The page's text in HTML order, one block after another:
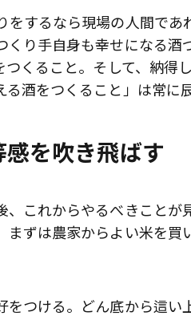
するなら現場の人間であ
り手自身も幸せになる酒
つくること。そして、納得
酒をつくること」は常に
を吹き飛ばす
、これからやるべきことが
まずは農家からよい米を買
をつける。どん底から這